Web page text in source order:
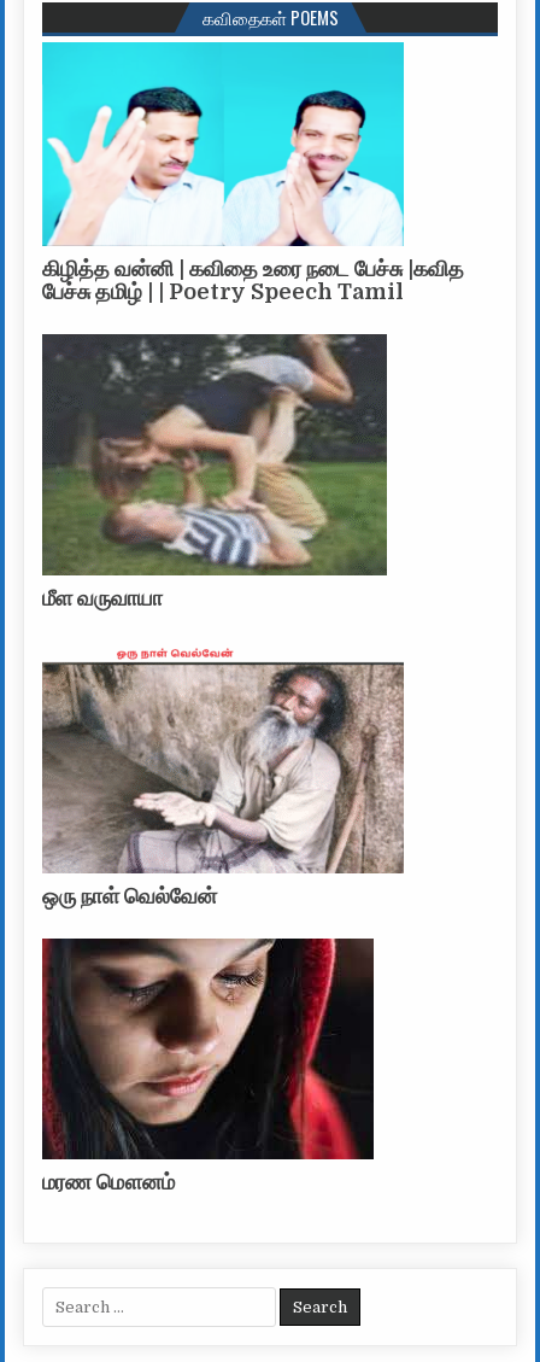
கவிதைகள் POEMS
கிழித்த வன்னி | கவிதை உரை நடை பேச்சு |கவித
பேச்சு தமிழ் | | Poetry Speech Tamil
மீள வருவாயா
ஒரு நாள் வெல்வேன்
மரண மௌனம்
Search for: